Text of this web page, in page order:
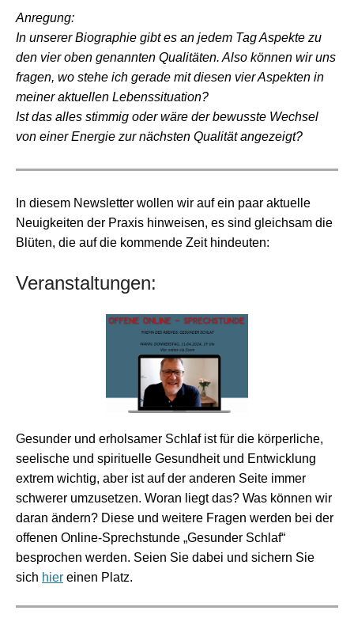
Anregung:
In unserer Biographie gibt es an jedem Tag Aspekte zu
den vier oben genannten Qualitäten. Also können wir uns
fragen, wo stehe ich gerade mit diesen vier Aspekten in
meiner aktuellen Lebenssituation?
Ist das alles stimmig oder wäre der bewusste Wechsel
von einer Energie zur nächsten Qualität angezeigt?
In diesem Newsletter wollen wir auf ein paar aktuelle
Neuigkeiten der Praxis hinweisen, es sind gleichsam die
Blüten, die auf die kommende Zeit hindeuten:
Veranstaltungen:
Gesunder und erholsamer Schlaf ist für die körperliche,
seelische und spirituelle Gesundheit und Entwicklung
extrem wichtig, aber ist auf der anderen Seite immer
schwerer umzusetzen. Woran liegt das? Was können wir
daran ändern? Diese und weitere Fragen werden bei der
offenen Online-Sprechstunde „Gesunder Schlaf“
besprochen werden. Seien Sie dabei und sichern Sie
sich hier einen Platz.